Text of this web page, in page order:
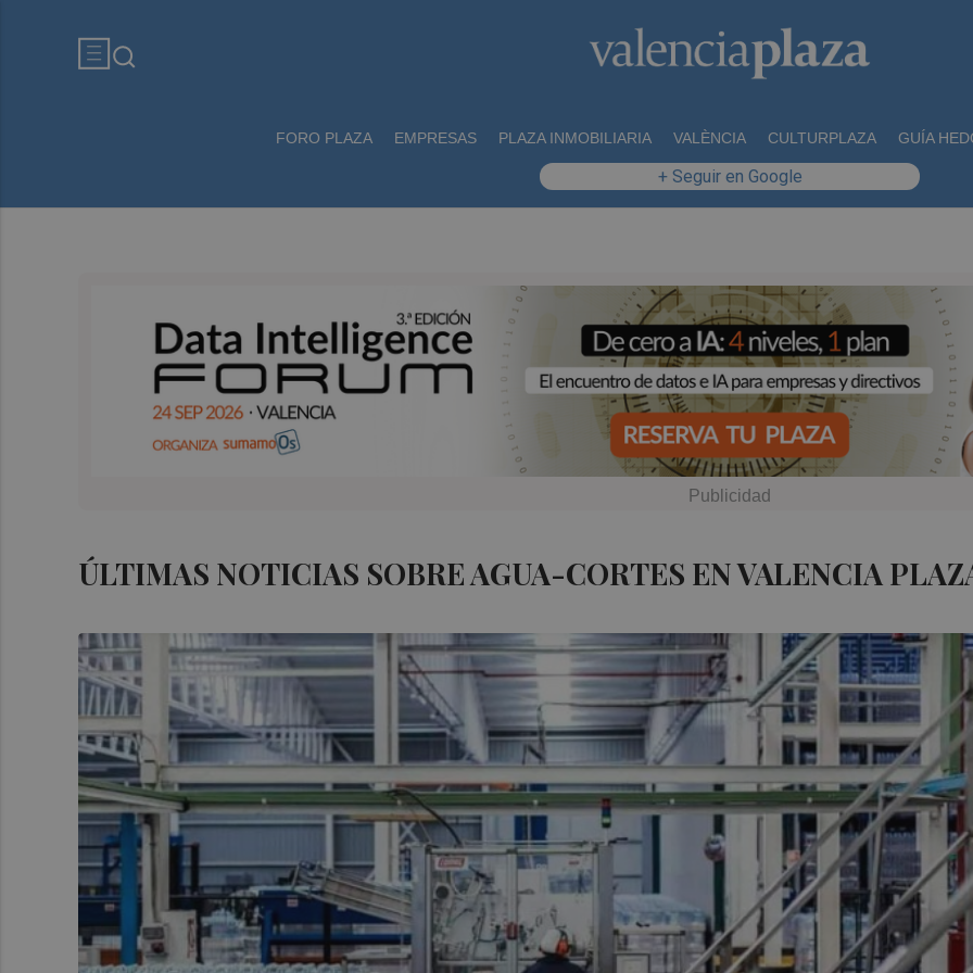
FORO PLAZA EMPRESAS PLAZA INMOBILIARIA VALÈNCIA CULTURPLAZA GUÍA
+ Seguir en Google
ÚLTIMAS NOTICIAS SOBRE AGUA-CORTES EN VALENCIA